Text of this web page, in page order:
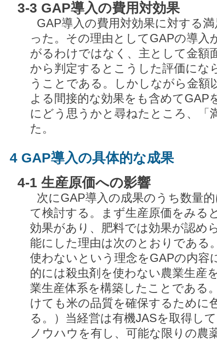
3-3 GAP導入の費用対効果
GAP導入の費用対効果に対する
った。その理由としてGAPの導入
がるわけではなく、主として金額
から判定するとこうした評価にな
うことである。しかしながら金額
よる間接的な効果をも含めてGAP
にどう思うかと尋ねたところ、「
た。
4 GAP導入の具体的な成果
4-1 生産原価への影響
次にGAP導入の成果のうち数量
て検討する。まず生産原価をみる
効果があり、肥料では効果が認め
能にした理由は次のとおりである
使わないという理念をGAPの内容
的には殺虫剤を使わない農業生産
業生産体系を構築したことである
けても米の品質を確保するために
る。）当経営は有機JASを取得し
ノウハウを有し、可能な限りの農